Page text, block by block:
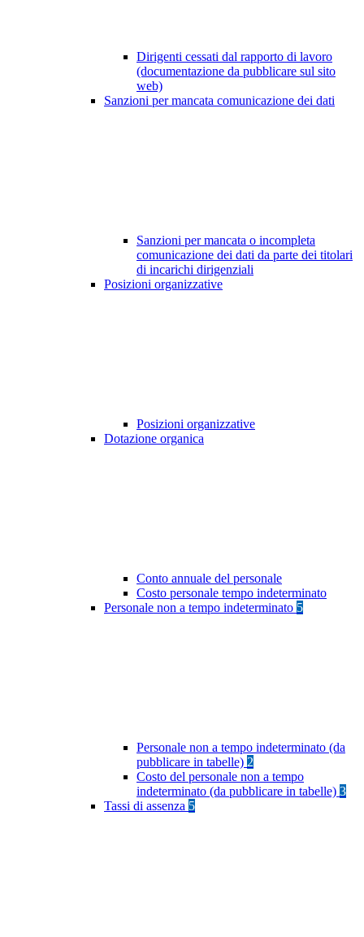
Dirigenti cessati dal rapporto di lavoro
(documentazione da pubblicare sul sito
web)
Sanzioni per mancata comunicazione dei dati
Sanzioni per mancata o incompleta
comunicazione dei dati da parte dei titolari
di incarichi dirigenziali
Posizioni organizzative
Posizioni organizzative
Dotazione organica
Conto annuale del personale
Costo personale tempo indeterminato
Personale non a tempo indeterminato 5
Personale non a tempo indeterminato (da
pubblicare in tabelle) 2
Costo del personale non a tempo
indeterminato (da pubblicare in tabelle) 3
Tassi di assenza 5